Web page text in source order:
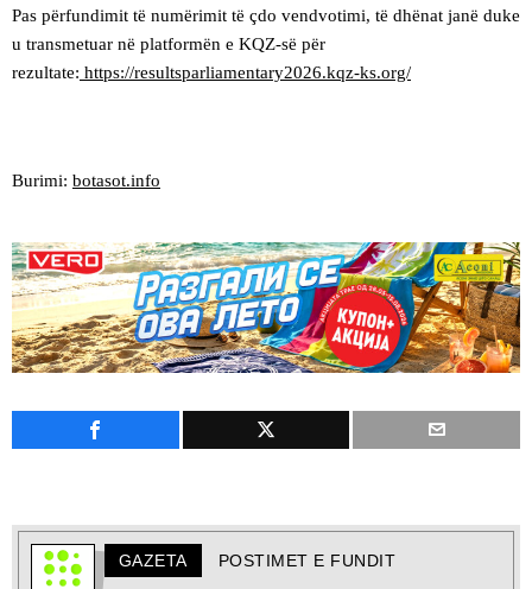
Pas përfundimit të numërimit të çdo vendvotimi, të dhënat janë duke
u transmetuar në platformën e KQZ-së për
rezultate: https://resultsparliamentary2026.kqz-ks.org/
Burimi: botasot.info
GAZETA POSTIMET E FUNDIT